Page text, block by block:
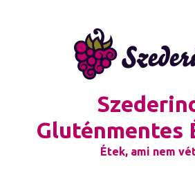
Gluténmentes
Étek, ami nem